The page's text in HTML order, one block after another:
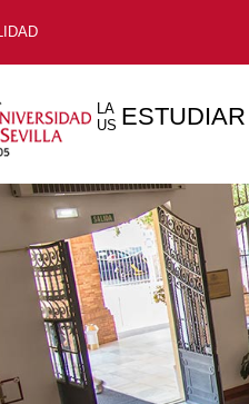
LA
US ESTUDIAR